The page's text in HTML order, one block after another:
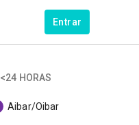
Entrar
<24 HORAS
Aibar/Oibar